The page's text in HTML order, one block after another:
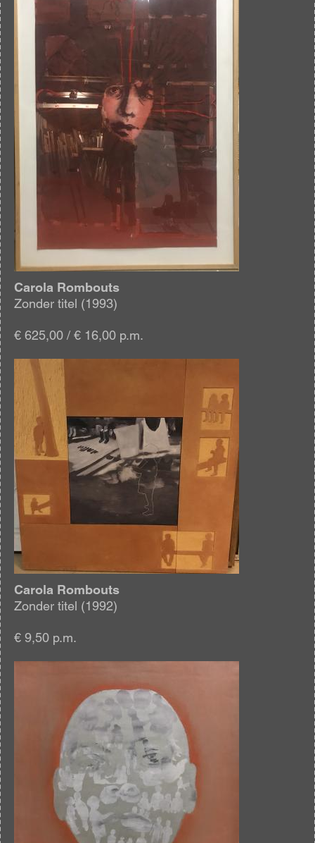
Carola Rombouts
Zonder titel (1993)
€ 625,00 / € 16,00 p.m.
Afbeelding
Carola Rombouts
Zonder titel (1992)
€ 9,50 p.m.